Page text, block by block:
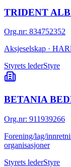
TRIDENT
Org.nr: 834752352
Aksjeselskap ·
Styrets lederStyre
BETANIA
Org.nr: 911939266
Forening/lag/
organisasjoner
Styrets lederStyre